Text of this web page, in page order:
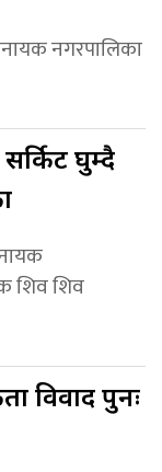
नगरपालिका
घुम्दै
शिव शिव
विवाद पुनः